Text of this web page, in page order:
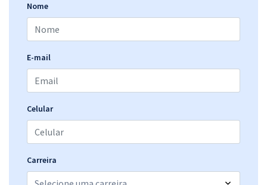
Nome
E-mail
Celular
Carreira